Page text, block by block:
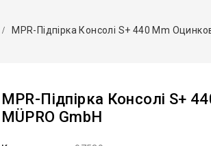
MPR-Підпірка Консолі S+ 440 Mm
MPR-Підпірка Консолі S+
MÜPRO GmbH